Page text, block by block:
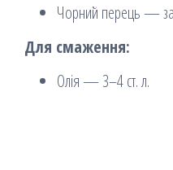
Чорний перець —
Для смаження:
Олія — 3–4 ст. л.